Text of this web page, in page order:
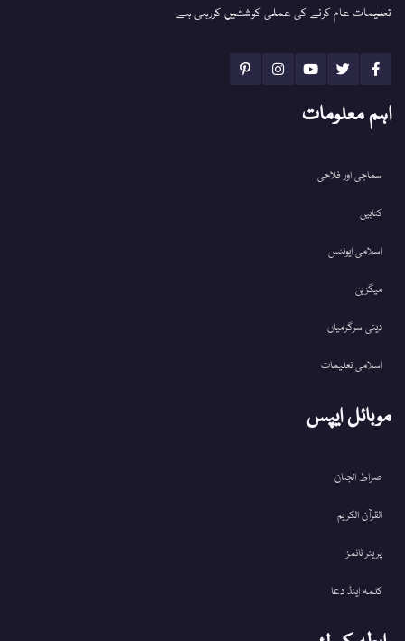
تعلیمات عام کرنے کی عملی کوششیں کررہی ہے
اہم معلومات
سماجی اور فلاحی
کتابیں
اسلامی ایونٹس
میگزین
دینی سرگرمیاں
اسلامی تعلیمات
موبائل ایپس
صراط الجنان
القرآن الکریم
پریئر ٹائمز
کلمہ اینڈ دعا